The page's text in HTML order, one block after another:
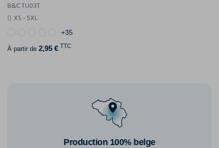
B&C TU03T
XS - 5XL
+35
À partir de 2,95 € TTC
Production 100% belge